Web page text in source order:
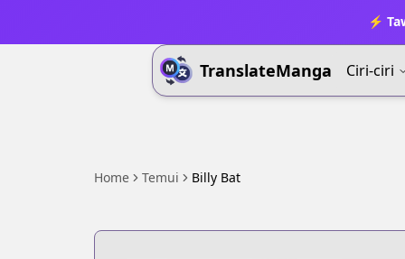
⚡
TranslateManga Ciri-ciri
Home Temui Billy Bat